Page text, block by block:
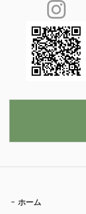
ホーム